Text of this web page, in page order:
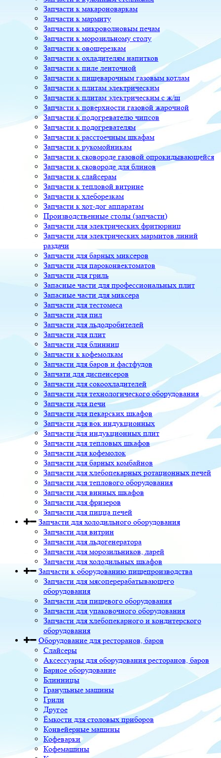
Запчасти к макароноваркам
Запчасти к мармиту
Запчасти к микроволновым печам
Запчасти к морозильному столу
Запчасти к овощерезкам
Запчасти к охладителям напитков
Запчасти к пиле ленточной
Запчасти к пищеварочным газовым котлам
Запчасти к плитам электрическим
Запчасти к плитам электрическим с ж/ш
Запчасти к поверхности газовой жарочной
Запчасти к подогревателю чипсов
Запчасти к подогревателям
Запчасти к расстоечным шкафам
Запчасти к рукомойникам
Запчасти к сковороде газовой опрокидывающейся
Запчасти к сковороде для блинов
Запчасти к слайсерам
Запчасти к тепловой витрине
Запчасти к хлеборезкам
Запчасти к хот-дог аппаратам
Производственные столы (запчасти)
Запчасти для электрических фритюрниц
Запчасти для электрических мармитов линий
раздачи
Запчасти для барных миксеров
Запчасти для пароконвектоматов
Запчасти для гриль
Запасные части для профессиональных плит
Запасные части для миксера
Запчасти для тестомеса
Запчасти для пил
Запчасти для льдодробителей
Запчасти для плит
Запчасти для блинниц
Запчасти к кофемолкам
Запчасти для баров и фастфудов
Запчати для диспенсеров
Запчасти для сокоохладителей
Запчасти для технологического оборудования
Запчасти для печи
Запчасти для пекарских шкафов
Запчасти для вок индукционных
Запчасти для индукционных плит
Запчасти для тепловых шкафов
Запчасти для кофемолок
Запчасти для барных комбайнов
Запчасти для хлебопекарных ротационных печей
Запчасти для теплового оборудования
Запчасти для винных шкафов
Запчасти для фризеров
Запчасти для пицца печей
Запчасти для холодильного оборудования
Запчасти для витрин
Запчасти для льдогенератора
Запчасти для морозильников, ларей
Запчасти для холодильных шкафов
Запчасти к оборудованию пищепроизводства
Запчасти для мясоперерабатывающего
оборудования
Запчасти для пищевого оборудования
Запчасти для упаковочного оборудования
Запчасти для хлебопекарного и кондитерского
оборудования
Оборудование для ресторанов, баров
Слайсеры
Аксессуары для оборудования ресторанов, баров
Барное оборудование
Блинницы
Гранульные машины
Грили
Другое
Ёмкости для столовых приборов
Конвейерные машины
Кофеварки
Кофемашины